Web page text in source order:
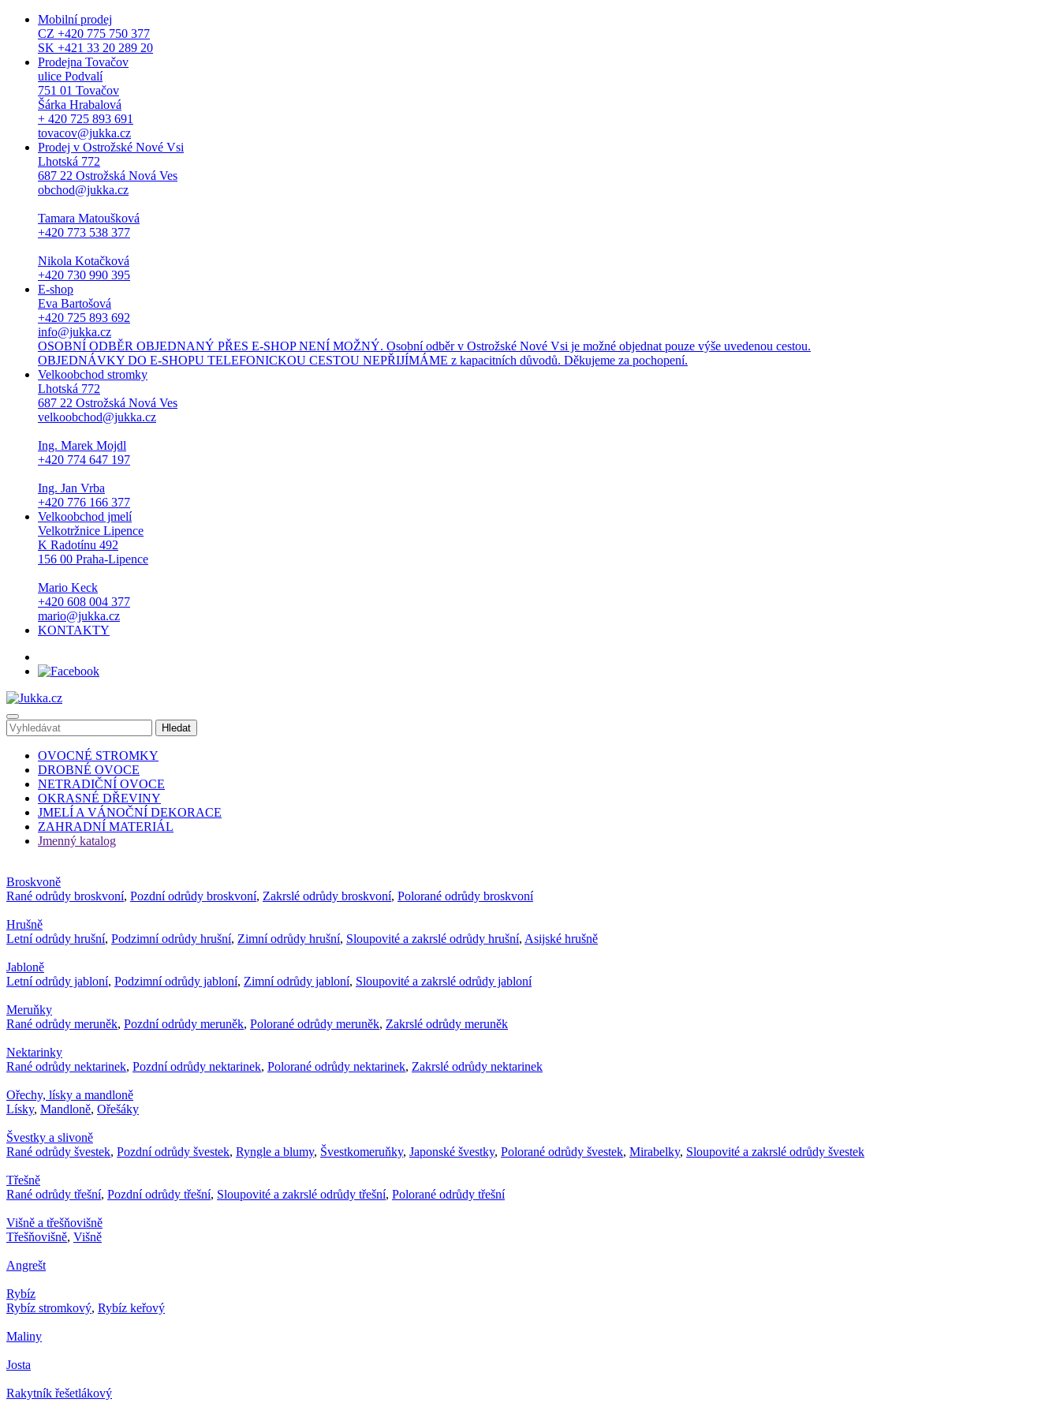
Mobilní prodej
CZ +420 775 750 377
SK +421 33 20 289 20
Prodejna Tovačov
ulice Podvalí
751 01 Tovačov
Šárka Hrabalová
+ 420 725 893 691
tovacov@jukka.cz
Prodej v Ostrožské Nové Vsi
Lhotská 772
687 22 Ostrožská Nová Ves
obchod@jukka.cz
Tamara Matoušková
+420 773 538 377
Nikola Kotačková
+420 730 990 395
E-shop
Eva Bartošová
+420 725 893 692
info@jukka.cz
OSOBNÍ ODBĚR OBJEDNANÝ PŘES E-SHOP NENÍ MOŽNÝ. Osobní odběr v Ostrožské Nové Vsi je možné objednat pouze výše uvedenou cestou.
OBJEDNÁVKY DO E-SHOPU TELEFONICKOU CESTOU NEPŘIJÍMÁME z kapacitních důvodů. Děkujeme za pochopení.
Velkoobchod stromky
Lhotská 772
687 22 Ostrožská Nová Ves
velkoobchod@jukka.cz
Ing. Marek Mojdl
+420 774 647 197
Ing. Jan Vrba
+420 776 166 377
Velkoobchod jmelí
Velkotržnice Lipence
K Radotínu 492
156 00 Praha-Lipence
Mario Keck
+420 608 004 377
mario@jukka.cz
KONTAKTY
OVOCNÉ STROMKY
DROBNÉ OVOCE
NETRADIČNÍ OVOCE
OKRASNÉ DŘEVINY
JMELÍ A VÁNOČNÍ DEKORACE
ZAHRADNÍ MATERIÁL
Jmenný katalog
Broskvoně
Rané odrůdy broskvoní, Pozdní odrůdy broskvoní, Zakrslé odrůdy broskvoní, Polorané odrůdy broskvoní
Hrušně
Letní odrůdy hrušní, Podzimní odrůdy hrušní, Zimní odrůdy hrušní, Sloupovité a zakrslé odrůdy hrušní, Asijské hrušně
Jabloně
Letní odrůdy jabloní, Podzimní odrůdy jabloní, Zimní odrůdy jabloní, Sloupovité a zakrslé odrůdy jabloní
Meruňky
Rané odrůdy meruněk, Pozdní odrůdy meruněk, Polorané odrůdy meruněk, Zakrslé odrůdy meruněk
Nektarinky
Rané odrůdy nektarinek, Pozdní odrůdy nektarinek, Polorané odrůdy nektarinek, Zakrslé odrůdy nektarinek
Ořechy, lísky a mandloně
Lísky, Mandloně, Ořešáky
Švestky a slivoně
Rané odrůdy švestek, Pozdní odrůdy švestek, Ryngle a blumy, Švestkomeruňky, Japonské švestky, Polorané odrůdy švestek, Mirabelky, Sloupovité a zakrslé odrůdy švestek
Třešně
Rané odrůdy třešní, Pozdní odrůdy třešní, Sloupovité a zakrslé odrůdy třešní, Polorané odrůdy třešní
Višně a třešňovišně
Třešňovišně, Višně
Angrešt
Rybíz
Rybíz stromkový, Rybíz keřový
Maliny
Josta
Rakytník řešetlákový